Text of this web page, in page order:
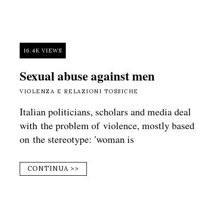
16.4K VIEWS
Sexual abuse against men
VIOLENZA E RELAZIONI TOSSICHE
Italian politicians, scholars and media deal
with the problem of violence, mostly based
on the stereotype: 'woman is
CONTINUA >>